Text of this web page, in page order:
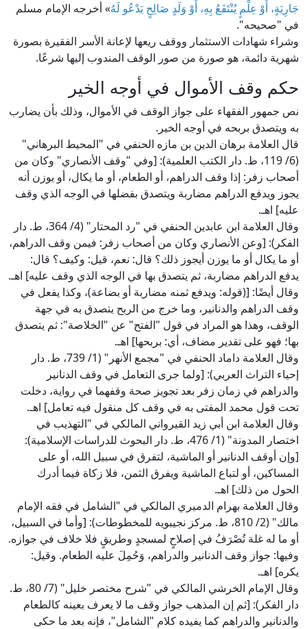
جَارِيَةٍ، أَوْ عِلْمٍ يُنْتَفَعُ بِهِ، أَوْ وَلَدٍ صَالِحٍ يَدْعُو لَهُ» أخرجه الإمام مسلم
في "صحيحه".
وشراء شهادات الاستثمار ووقف ريعها لإعانة الأسر الفقيرة بصورة
شهرية دائمة، هو صورة من صور الوقف المندوب إليها شرعًا.
حكم وقف الأموال في أوجه الخير
نص جمهور الفقهاء على جواز الوقف في الأموال، وذلك بأن يضارب
به ويتصدق بربحه في أوجه الخير.
قال العلامة برهان الدين بن مازه الحنفي في "المحيط البرهاني"
(6/ 119، ط. دار الكتب العلمية): [وفي "وقف الأنصاري" وكان من
أصحاب زفر: إذا وقف الدراهم، أو الطعام، أو ما يكال، أو يوزن أنه
يجوز ويدفع الدراهم مضاربة ويتصدق بفضلها في الوجه الذي وقف
عليه] اهـ.
وقال العلامة ابن عابدين الحنفي في "رد المحتار" (4/ 364، ط. دار
الفكر): [وعن الأنصاري وكان من أصحاب زفر: فيمن وقف الدراهم،
أو ما يكال أو ما يوزن أيجوز ذلك؟ قال: نعم، قيل: وكيف؟ قال:
يدفع الدراهم مضاربة، ثم يتصدق بها في الوجه الذي وقف عليه] اهـ.
وقال أيضًا: [(قوله: ويدفع ثمنه مضاربة أو بضاعة)، وكذا يفعل في
وقف الدراهم والدنانير، وما خرج من الربح يتصدق به في جهة
الوقف، وهذا هو المراد في قول "الفتح" عن "الخلاصة": ثم يتصدق
بها؛ فهو على تقدير مضاف، أي: بربحها] اهـ.
وقال العلامة داماد الحنفي في "مجمع الأنهر" (1/ 739، ط. دار
إحياء التراث العربي): [ولما جرى التعامل في وقف الدنانير
والدراهم في زمان زفر بعد تجويز صحة وقفهما في رواية، دخلت
تحت قول محمد المفتى به في وقف كل منقول فيه تعامل] اهـ.
وقال العلامة ابن أبي زيد القيرواني المالكي في "التهذيب في
اختصار المدونة" (1/ 476، ط. دار البحوث للدراسات الإسلامية):
[وإن أوقف الدنانير أو الماشية، لتفرق في سبيل الله، أو على
المساكين، أو لتباع الماشية ويفرق الثمن، فلا زكاة فيما أدرك
الحول من ذلك] اهـ.
وقال العلامة بهرام الدميري المالكي في "الشامل في فقه الإمام
مالك" (2/ 810، ط. مركز نجيبويه للمخطوطات): [وأما في السبيل،
أو ما له غلة تُصْرَفُ في إصلاحٍ لمسجدٍ وطريقٍ فلا خلاف في جوازه.
وفيها: جواز وقف الدنانير والدراهم، وَحُمِلَ عليه الطعام. وقيل:
يكره] اهـ.
وقال الإمام الخرشي المالكي في "شرح مختصر خليل" (7/ 80، ط.
دار الفكر): [ثم إن المذهب جواز وقف ما لا يعرف بعينه كالطعام
والدنانير والدراهم كما يفيده كلام "الشامل"، فإنه بعد ما حكى